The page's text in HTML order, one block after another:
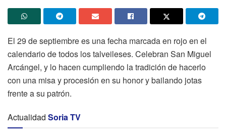
El 29 de septiembre es una fecha marcada en rojo en el
calendario de todos los talveileses. Celebran San Miguel
Arcángel, y lo hacen cumpliendo la tradición de hacerlo
con una misa y procesión en su honor y bailando jotas
frente a su patrón.
Actualidad Soria TV